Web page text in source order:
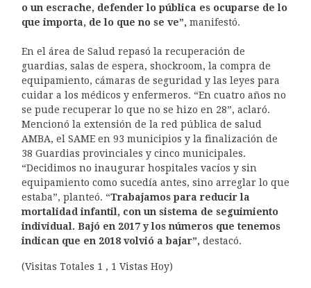
o un escrache, defender lo pública es ocuparse de lo
que importa, de lo que no se ve”, manifestó.
En el área de Salud repasó la recuperación de
guardias, salas de espera, shockroom, la compra de
equipamiento, cámaras de seguridad y las leyes para
cuidar a los médicos y enfermeros. “En cuatro años no
se pude recuperar lo que no se hizo en 28”, aclaró.
Mencionó la extensión de la red pública de salud
AMBA, el SAME en 93 municipios y la finalización de
38 Guardias provinciales y cinco municipales.
“Decidimos no inaugurar hospitales vacíos y sin
equipamiento como sucedía antes, sino arreglar lo que
estaba”, planteó. “Trabajamos para reducir la
mortalidad infantil, con un sistema de seguimiento
individual. Bajó en 2017 y los números que tenemos
indican que en 2018 volvió a bajar”, destacó.
(Visitas Totales 1 , 1 Vistas Hoy)